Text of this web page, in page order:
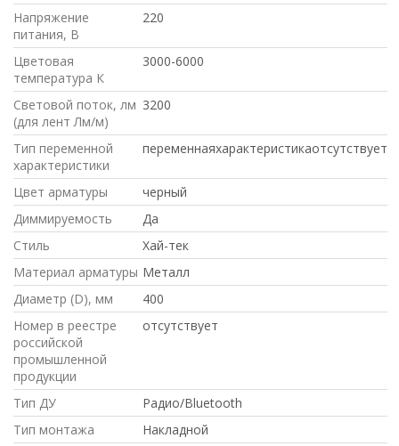
Напряжение
питания, В
220
Цветовая
температура К
3000-6000
Световой поток, лм
(для лент Лм/м)
3200
Тип переменной
характеристики
переменнаяхарактеристикаотсутствует
Цвет арматуры
черный
Диммируемость
Да
Стиль
Хай-тек
Материал арматуры Металл
Диаметр (D), мм
400
Номер в реестре
российской
промышленной
продукции
отсутствует
Тип ДУ
Радио/Bluetooth
Тип монтажа
Накладной